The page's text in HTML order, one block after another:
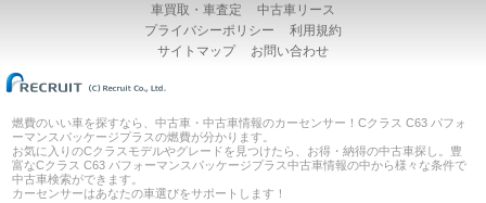
車買取・車査定
中古車リース
プライバシーポリシー
利用規約
サイトマップ
お問い合わせ
燃費のいい車を探すなら、中古車・中古車情報のカーセンサー！Cクラス C63 パフォ
ーマンスパッケージプラスの燃費が分かります。
お気に入りのCクラスモデルやグレードを見つけたら、お得・納得の中古車探し。豊
富なCクラス C63 パフォーマンスパッケージプラス中古車情報の中から様々な条件で
中古車検索ができます。
カーセンサーはあなたの車選びをサポートします！